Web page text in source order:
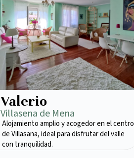
Valerio
Villasena de Mena​
Alojamiento amplio y acogedor en el centro
de Villasana, ideal para disfrutar del valle
con tranquilidad.